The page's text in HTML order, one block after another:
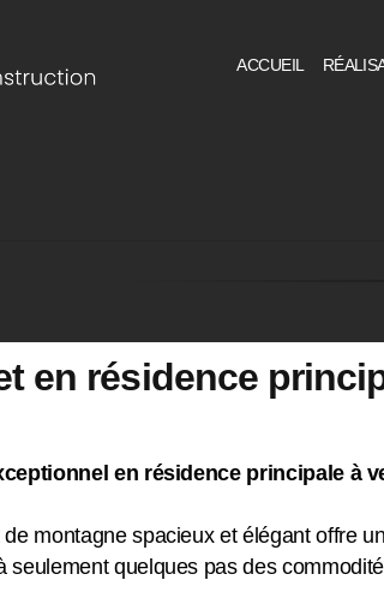
ACCUEIL
en résidence
en résidence principale à
de montagne spacieux et élégant offre
seulement quelques pas des